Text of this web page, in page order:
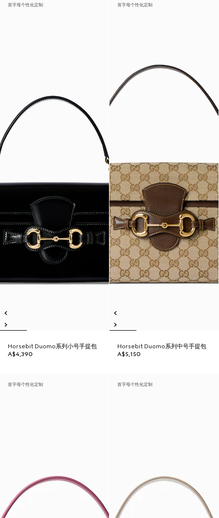
首字母个性化定制
Horsebit Duomo系列小号手提包
A$4,390
首字母个性化定制
Horsebit Duomo系列中号手提包
A$5,150
首字母个性化定制 首字母个性化定制